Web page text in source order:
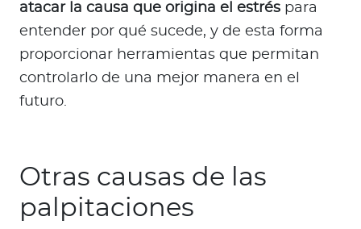
atacar la causa que origina el estrés para
entender por qué sucede, y de esta forma
proporcionar herramientas que permitan
controlarlo de una mejor manera en el
futuro.
Otras causas de las
palpitaciones